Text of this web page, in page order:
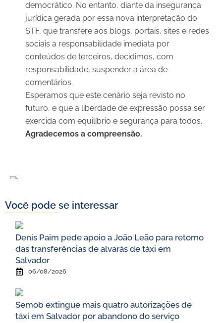
democrático. No entanto, diante da insegurança
jurídica gerada por essa nova interpretação do
STF, que transfere aos blogs, portais, sites e redes
sociais a responsabilidade imediata por
conteúdos de terceiros, decidimos, com
responsabilidade, suspender a área de
comentários.
Esperamos que este cenário seja revisto no
futuro, e que a liberdade de expressão possa ser
exercida com equilíbrio e segurança para todos.
Agradecemos a compreensão.
Você pode se interessar
Denis Paim pede apoio a João Leão para retorno
das transferências de alvarás de táxi em
Salvador
06/08/2026
Semob extingue mais quatro autorizações de
táxi em Salvador por abandono do serviço